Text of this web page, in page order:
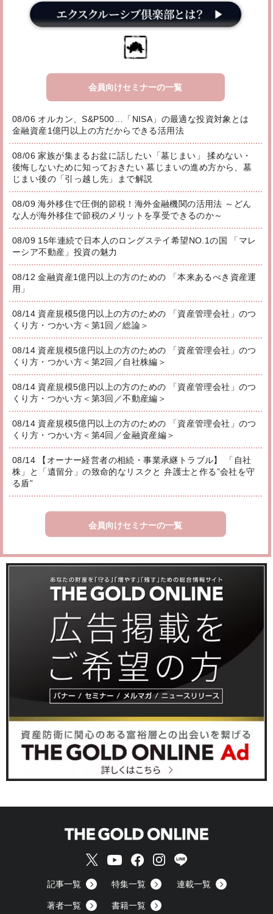
会員向けセミナーの一覧
08/06 オルカン、S&P500…「NISA」の最適な投資対象とは
金融資産1億円以上の方だからできる活用法
08/06 家族が集まるお盆に話したい「墓じまい」 揉めない・
後悔しないために知っておきたい 墓じまいの進め方から、墓
じまい後の「引っ越し先」まで解説
08/09 海外移住で圧倒的節税！海外金融機関の活用法 ～どん
な人が海外移住で節税のメリットを享受できるのか～
08/09 15年連続で日本人のロングステイ希望NO.1の国 「マレ
ーシア不動産」投資の魅力
08/12 金融資産1億円以上の方のための 「本来あるべき資産運
用」
08/14 資産規模5億円以上の方のための 「資産管理会社」のつ
くり方・つかい方＜第1回／総論＞
08/14 資産規模5億円以上の方のための 「資産管理会社」のつ
くり方・つかい方＜第2回／自社株編＞
08/14 資産規模5億円以上の方のための 「資産管理会社」のつ
くり方・つかい方＜第3回／不動産編＞
08/14 資産規模5億円以上の方のための 「資産管理会社」のつ
くり方・つかい方＜第4回／金融資産編＞
08/14 【オーナー経営者の相続・事業承継トラブル】 「自社
株」と「遺留分」の致命的なリスクと 弁護士と作る”会社を守
る盾”
会員向けセミナーの一覧
記事一覧 特集一覧 連載一覧
著者一覧 書籍一覧